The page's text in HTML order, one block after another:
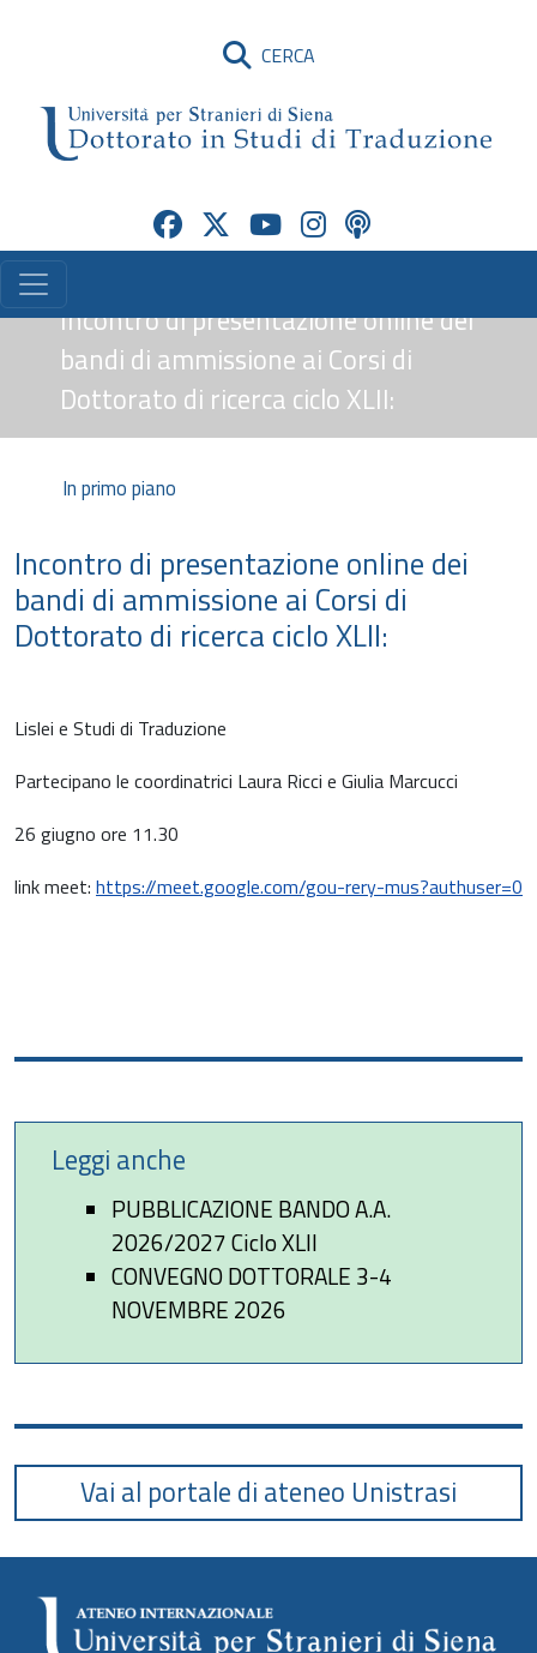
CERCA
Incontro di presentazione online dei
bandi di ammissione ai Corsi di
Dottorato di ricerca ciclo XLII:
In primo piano
Incontro di presentazione online dei
bandi di ammissione ai Corsi di
Dottorato di ricerca ciclo XLII:
Lislei e Studi di Traduzione
Partecipano le coordinatrici Laura Ricci e Giulia Marcucci
26 giugno ore 11.30
link meet: https://meet.google.com/gou-rery-mus?authuser=0
Leggi anche
PUBBLICAZIONE BANDO A.A.
2026/2027 Ciclo XLII
CONVEGNO DOTTORALE 3-4
NOVEMBRE 2026
Vai al portale di ateneo Unistrasi